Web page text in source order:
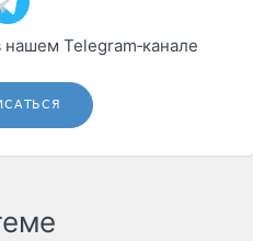
Telegram‑канале